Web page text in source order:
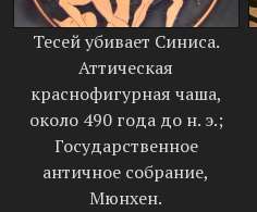
Тесей убивает Синиса.
Аттическая
краснофигурная чаша,
около 490 года до н. э.;
Государственное
античное собрание,
Мюнхен.